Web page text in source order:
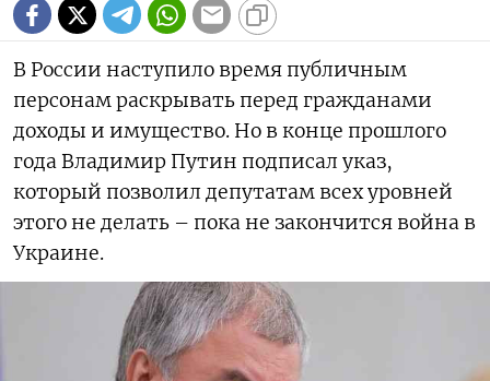
В России наступило время публичным
персонам раскрывать перед гражданами
доходы и имущество. Но в конце прошлого
года Владимир Путин подписал указ,
который позволил депутатам всех уровней
этого не делать – пока не закончится война в
Украине.